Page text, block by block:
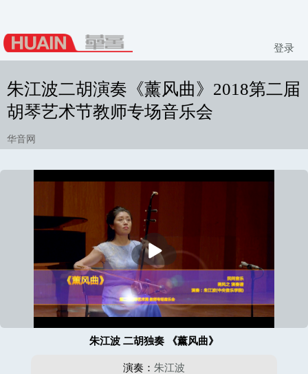
登录
朱江波二胡演奏《薰风曲》2018第二届
胡琴艺术节教师专场音乐会
华音网
放
朱江波 二胡独奏 《薰风曲》
演奏： 朱江波